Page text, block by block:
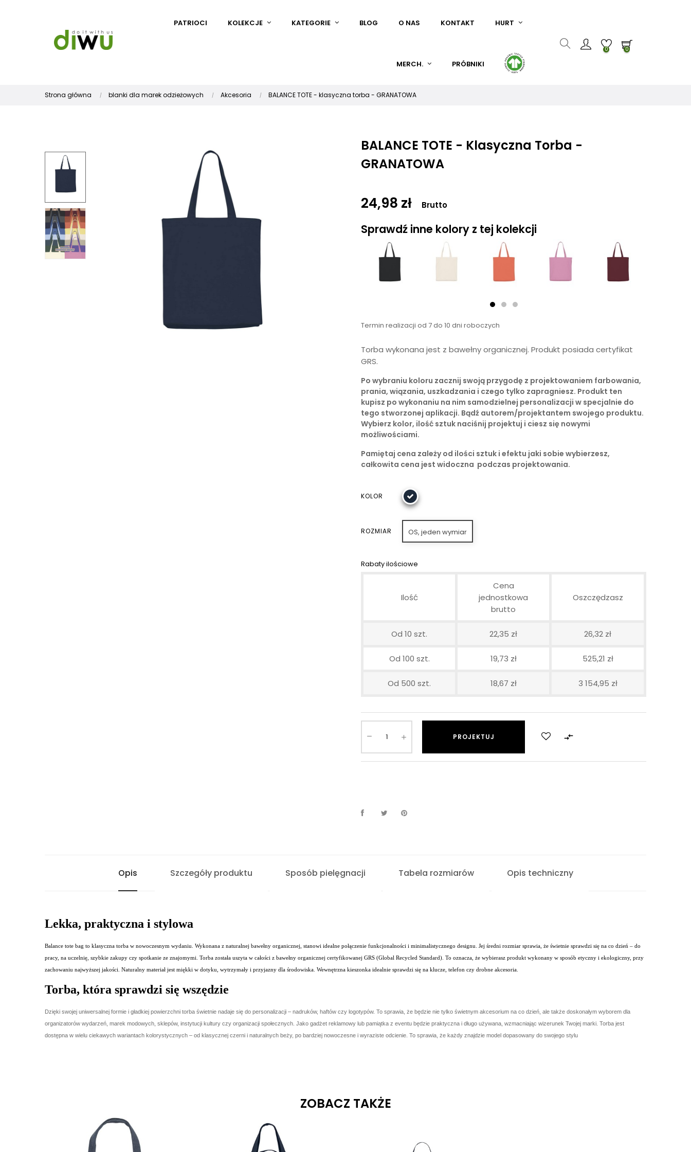
PATRIOCI KOLEKCJE KATEGORIE BLOG O NAS KONTAKT HURT
MERCH. PRÓBNIKI
0 0
Strona główna blanki dla marek odzieżowych Akcesoria BALANCE TOTE - klasyczna torba - GRANATOWA
BALANCE TOTE - Klasyczna Torba -
GRANATOWA
24,98 zł Brutto
Sprawdź inne kolory z tej kolekcji
Termin realizacji od 7 do 10 dni roboczych
Torba wykonana jest z bawełny organicznej. Produkt posiada certyfikat
GRS.
Po wybraniu koloru zacznij swoją przygodę z projektowaniem farbowania,
prania, wiązania, uszkadzania i czego tylko zapragniesz. Produkt ten
kupisz po wykonaniu na nim samodzielnej personalizacji w specjalnie do
tego stworzonej aplikacji. Bądź autorem/projektantem swojego produktu.
Wybierz kolor, ilość sztuk naciśnij projektuj i ciesz się nowymi
możliwościami.
Pamiętaj cena zależy od ilości sztuk i efektu jaki sobie wybierzesz,
całkowita cena jest widoczna podczas projektowania.
KOLOR
ROZMIAR OS, jeden wymiar
Rabaty ilościowe
Ilość
Cena
jednostkowa
brutto
Oszczędzasz
Od 10 szt. 22,35 zł 26,32 zł
Od 100 szt. 19,73 zł 525,21 zł
Od 500 szt. 18,67 zł 3 154,95 zł
PROJEKTUJ 
Opis Szczegóły produktu Sposób pielęgnacji Tabela rozmiarów Opis techniczny
Lekka, praktyczna i stylowa
Balance tote bag to klasyczna torba w nowoczesnym wydaniu. Wykonana z naturalnej bawełny organicznej, stanowi idealne połączenie funkcjonalności i minimalistycznego designu. Jej średni rozmiar sprawia, że świetnie sprawdzi się na co dzień – do
pracy, na uczelnię, szybkie zakupy czy spotkanie ze znajomymi. Torba została uszyta w całości z bawełny organicznej certyfikowanej GRS (Global Recycled Standard). To oznacza, że wybierasz produkt wykonany w sposób etyczny i ekologiczny, przy
zachowaniu najwyższej jakości. Naturalny materiał jest miękki w dotyku, wytrzymały i przyjazny dla środowiska. Wewnętrzna kieszonka idealnie sprawdzi się na klucze, telefon czy drobne akcesoria.
Torba, która sprawdzi się wszędzie
Dzięki swojej uniwersalnej formie i gładkiej powierzchni torba świetnie nadaje się do personalizacji – nadruków, haftów czy logotypów. To sprawia, że będzie nie tylko świetnym akcesorium na co dzień, ale także doskonałym wyborem dla
organizatorów wydarzeń, marek modowych, sklepów, instytucji kultury czy organizacji społecznych. Jako gadżet reklamowy lub pamiątka z eventu będzie praktyczna i długo używana, wzmacniając wizerunek Twojej marki. Torba jest
dostępna w wielu ciekawych wariantach kolorystycznych – od klasycznej czerni i naturalnych beży, po bardziej nowoczesne i wyraziste odcienie. To sprawia, że każdy znajdzie model dopasowany do swojego stylu
ZOBACZ TAKŻE